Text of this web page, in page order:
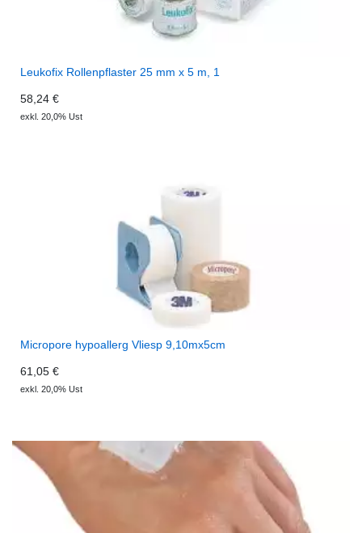
Leukofix Rollenpflaster 25 mm x 5 m, 1
58,24 €
exkl. 20,0% Ust
Micropore hypoallerg Vliesp 9,10mx5cm
61,05 €
exkl. 20,0% Ust